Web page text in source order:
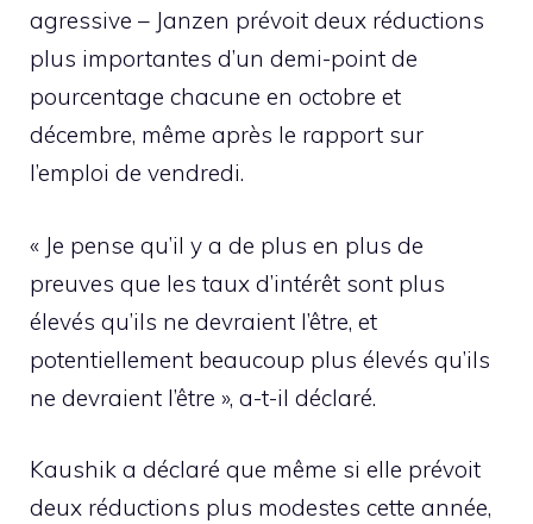
agressive – Janzen prévoit deux réductions
plus importantes d’un demi-point de
pourcentage chacune en octobre et
décembre, même après le rapport sur
l’emploi de vendredi.
« Je pense qu’il y a de plus en plus de
preuves que les taux d’intérêt sont plus
élevés qu’ils ne devraient l’être, et
potentiellement beaucoup plus élevés qu’ils
ne devraient l’être », a-t-il déclaré.
Kaushik a déclaré que même si elle prévoit
deux réductions plus modestes cette année,